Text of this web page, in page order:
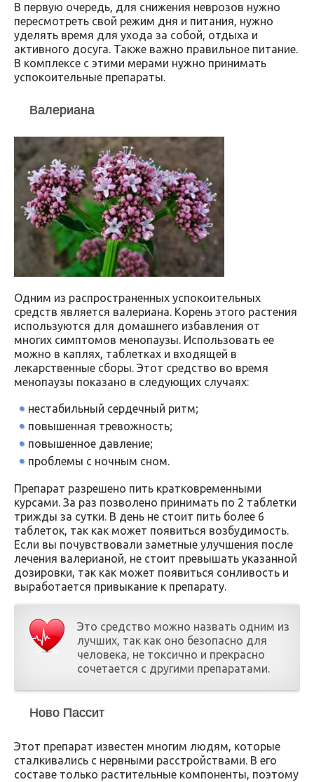
В первую очередь, для снижения неврозов нужно
пересмотреть свой режим дня и питания, нужно
уделять время для ухода за собой, отдыха и
активного досуга. Также важно правильное питание.
В комплексе с этими мерами нужно принимать
успокоительные препараты.
Валериана
Одним из распространенных успокоительных
средств является валериана. Корень этого растения
используются для домашнего избавления от
многих симптомов менопаузы. Использовать ее
можно в каплях, таблетках и входящей в
лекарственные сборы. Этот средство во время
менопаузы показано в следующих случаях:
нестабильный сердечный ритм;
повышенная тревожность;
повышенное давление;
проблемы с ночным сном.
Препарат разрешено пить кратковременными
курсами. За раз позволено принимать по 2 таблетки
трижды за сутки. В день не стоит пить более 6
таблеток, так как может появиться возбудимость.
Если вы почувствовали заметные улучшения после
лечения валерианой, не стоит превышать указанной
дозировки, так как может появиться сонливость и
выработается привыкание к препарату.
Это средство можно назвать одним из
лучших, так как оно безопасно для
человека, не токсично и прекрасно
сочетается с другими препаратами.
Ново Пассит
Этот препарат известен многим людям, которые
сталкивались с нервными расстройствами. В его
составе только растительные компоненты, поэтому